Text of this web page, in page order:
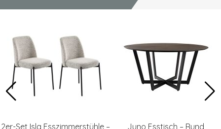
2er-Set Isla Esszimmerstühle – Juno Esstisch – Rund